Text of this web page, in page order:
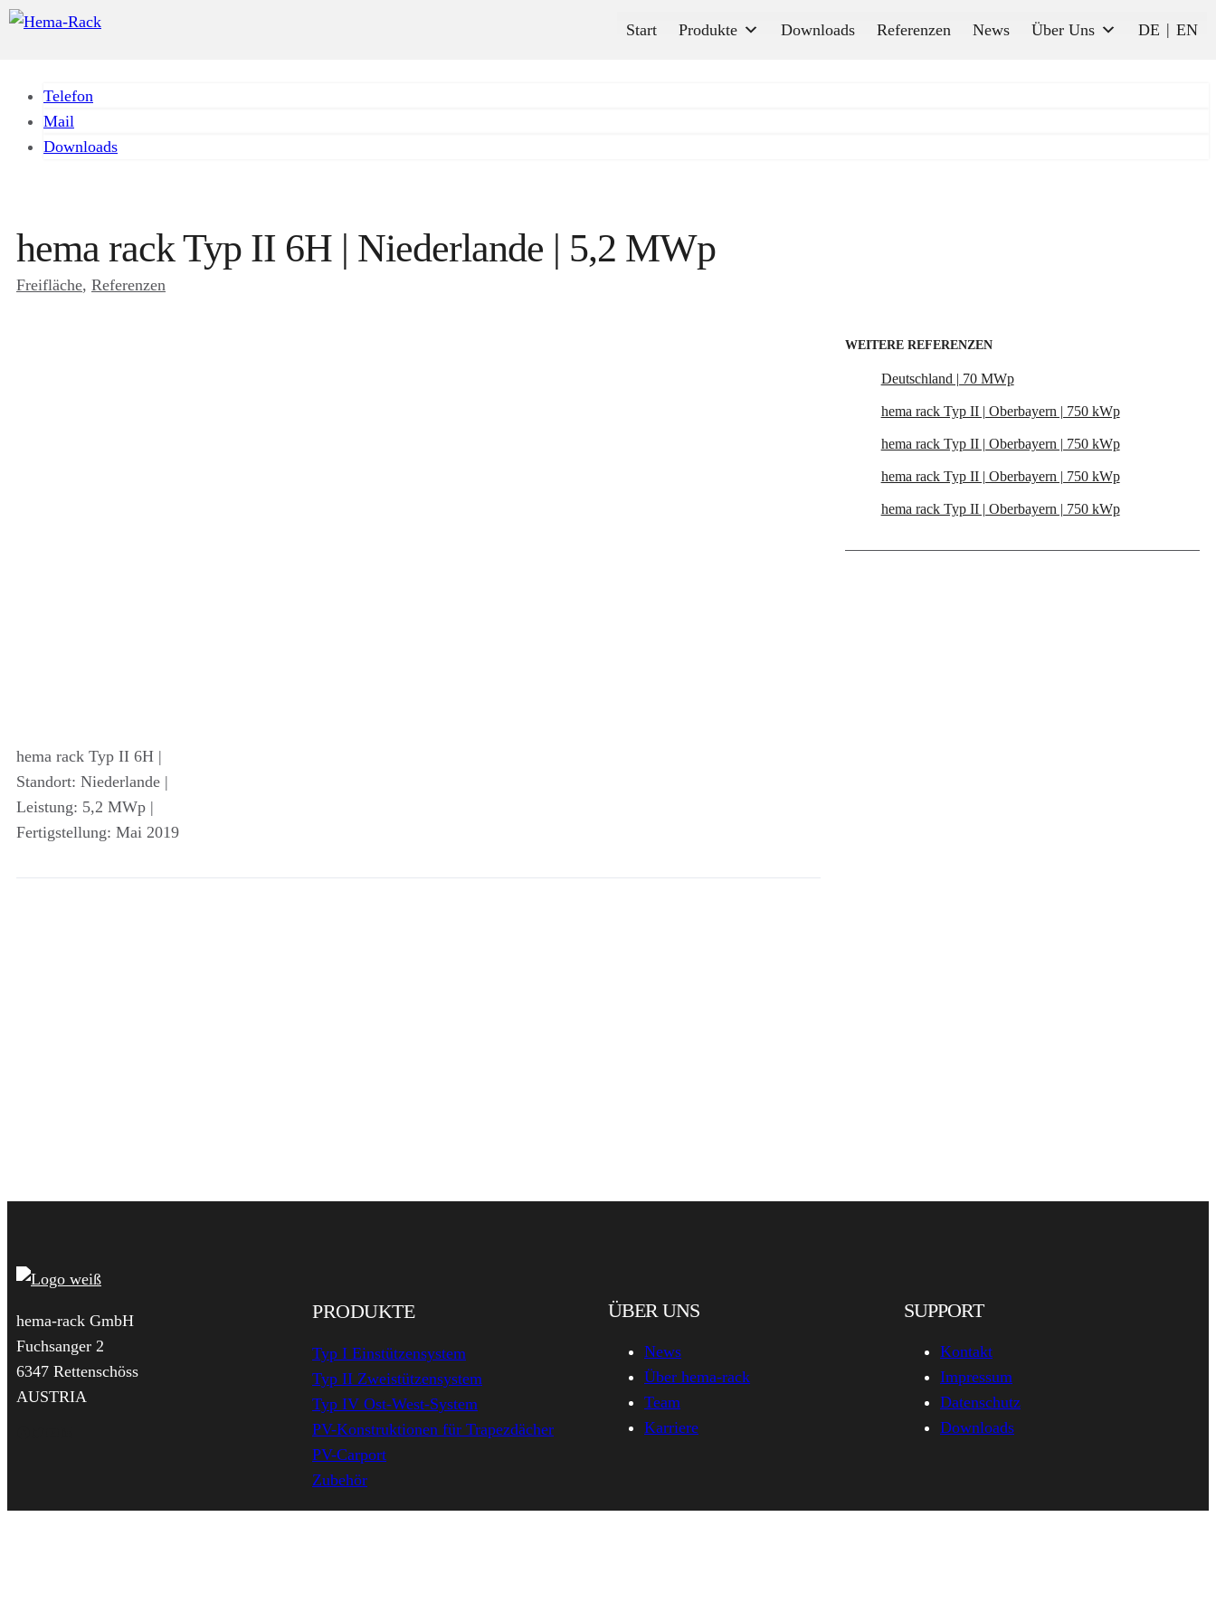
Telefon
Mail
Downloads
Start Produkte Downloads Referenzen News Über Uns DE EN
hema rack Typ II 6H | Niederlande | 5,2 MWp
Freifläche, Referenzen
hema rack Typ II 6H |
Standort: Niederlande |
Leistung: 5,2 MWp |
Fertigstellung: Mai 2019
WEITERE REFERENZEN
Deutschland | 70 MWp
hema rack Typ II | Oberbayern | 750 kWp
hema rack Typ II | Oberbayern | 750 kWp
hema rack Typ II | Oberbayern | 750 kWp
hema rack Typ II | Oberbayern | 750 kWp
hema-rack GmbH
Fuchsanger 2
6347 Rettenschöss
AUSTRIA
PRODUKTE
Typ I Einstützensystem
Typ II Zweistützensystem
Typ IV Ost-West-System
PV-Konstruktionen für Trapezdächer
PV-Carport
Zubehör
ÜBER UNS
News
Über hema-rack
Team
Karriere
SUPPORT
Kontakt
Impressum
Datenschutz
Downloads